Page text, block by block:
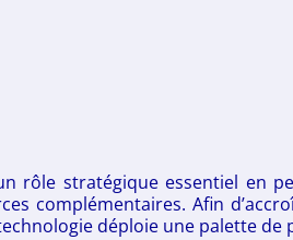
rôle stratégique essentiel en
complémentaires. Afin
déploie une palette